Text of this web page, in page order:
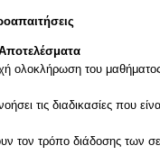
ολοκλήρωση του
τις διαδικασίες που
τον τρόπο διάδοσης των